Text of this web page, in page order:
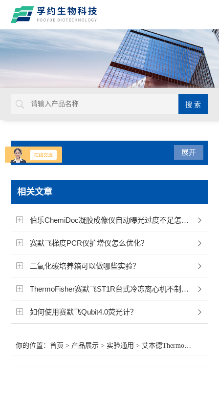
产品分类
实验通用
默克密理博Millicell-IQ纯水净化系统
赛默飞程控降温仪冷冻机
艾本德5702离心机
艾本德5430微量离心机
艾本德5810微量离心机
冷冻离心机
展开
相关文章
伯乐ChemiDoc凝胶成像仪自动曝光过度不足怎么办
赛默飞梯度PCR仪扩增仪怎么优化？
二氧化碳培养箱可以做哪些实验？
ThermoFisher赛默飞ST1R台式冷冻离心机不制冷怎么办？
如何使用赛默飞Qubit4.0荧光计？
你的位置：首页 > 产品展示 > 实验通用 > 艾本德ThermoMixer C混匀仪